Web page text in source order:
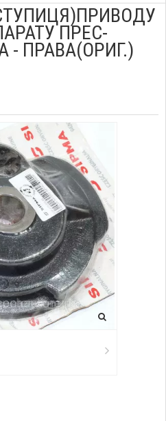
ПРЕС-
- ПРАВА(ОРИГ.)